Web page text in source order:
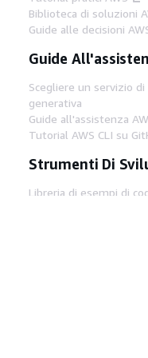
Biblioteca di soluzioni
Guide alle decisioni
Guide
Scegliere un servizio
generativa
Guide all'assistenza
Tutorial AWS CLI su
Strumenti Di
Libreria di esempi di